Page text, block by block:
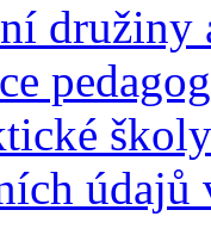
družiny
školy
údajů